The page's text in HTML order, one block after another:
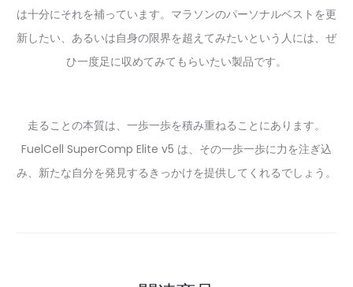
は十分にそれを補っています。マラソンのパーソナルベストを更
新したい、あるいは自身の限界を超えてみたいという人には、ぜ
ひ一度足に収めてみてもらいたい製品です。
走ることの本質は、一歩一歩を積み重ねることにあります。
FuelCell SuperComp Elite v5 は、その一歩一歩に力を注ぎ込
み、新たな自分を発見するきっかけを提供してくれるでしょう。